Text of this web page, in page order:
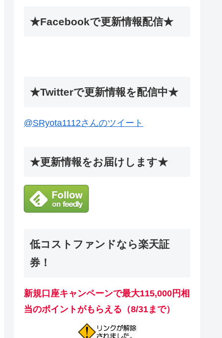
★Facebookで更新情報配信★
★Twitterで更新情報を配信中★
@SRyota1112さんのツイート
★更新情報をお届けします★
低コストファンドなら楽天証
券！
新規口座キャンペーンで最大115,000円相
当のポイントがもらえる（8/31まで）